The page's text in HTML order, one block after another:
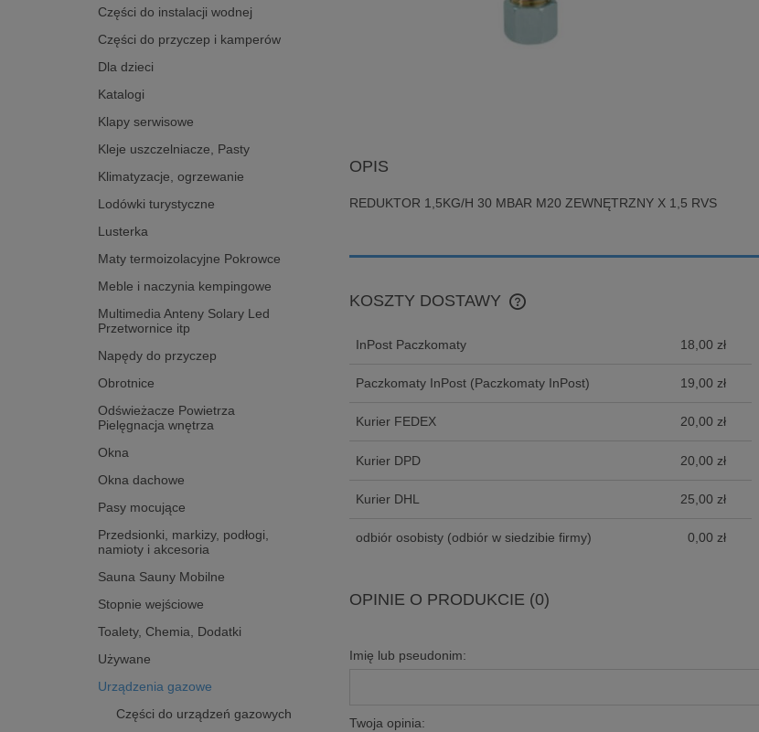
Części do instalacji wodnej
Części do przyczep i kamperów
Dla dzieci
Katalogi
Klapy serwisowe
Kleje uszczelniacze, Pasty
Klimatyzacje, ogrzewanie
Lodówki turystyczne
Lusterka
Maty termoizolacyjne Pokrowce
Meble i naczynia kempingowe
Multimedia Anteny Solary Led
Przetwornice itp
Napędy do przyczep
Obrotnice
Odświeżacze Powietrza
Pielęgnacja wnętrza
Okna
Okna dachowe
Pasy mocujące
Przedsionki, markizy, podłogi,
namioty i akcesoria
Sauna Sauny Mobilne
Stopnie wejściowe
Toalety, Chemia, Dodatki
Używane
Urządzenia gazowe
Części do urządzeń gazowych
OPIS
REDUKTOR 1,5KG/H 30 MBAR M20 ZEWNĘTRZNY X 1,5 RVS
KOSZTY DOSTAWY
CENA NIE ZAWIERA EWENTUALNYCH
InPost Paczkomaty 18,00 zł
Paczkomaty InPost (Paczkomaty InPost) 19,00 zł
Kurier FEDEX 20,00 zł
Kurier DPD 20,00 zł
Kurier DHL 25,00 zł
odbiór osobisty (odbiór w siedzibie firmy) 0,00 zł
OPINIE O PRODUKCIE (0)
Imię lub pseudonim:
Twoja opinia: